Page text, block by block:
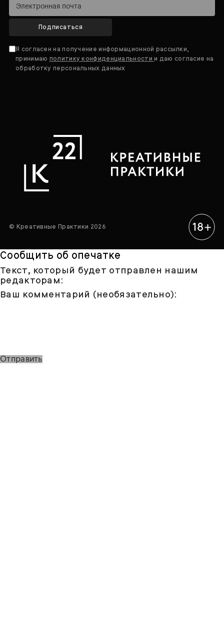
Подписаться
Я согласен на получение информационной рассылки,
принимаю политику конфиденциальностии даю согласие на
обработку персональных данных
© Креативные Практики 2026
Сообщить об опечатке
Текст, который будет отправлен нашим
редакторам:
Ваш комментарий (необязательно):
Отправить